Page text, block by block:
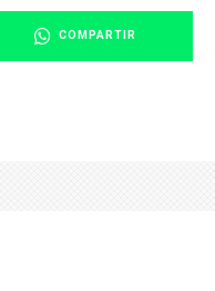
COMPARTIR